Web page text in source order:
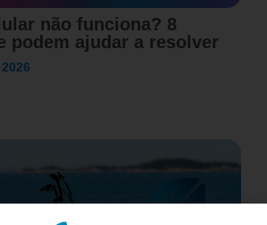
não funciona? 8
podem ajudar a resolver